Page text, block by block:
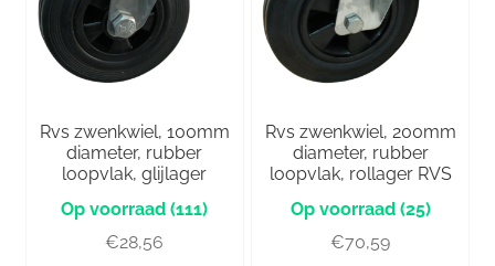
Rvs zwenkwiel, 100mm
diameter, rubber
loopvlak, glijlager
(111)
€28,56
Rvs zwenkwiel, 200mm
diameter, rubber
loopvlak, rollager RVS
(25)
€70,59